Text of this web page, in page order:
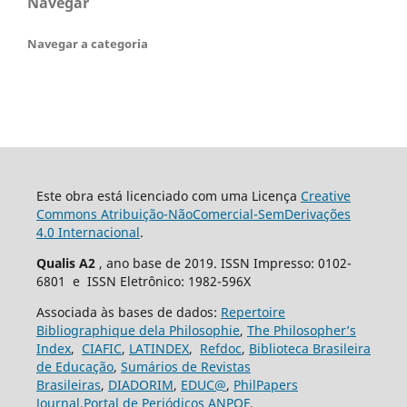
Navegar a categoria
Este obra está licenciado com uma Licença Creative
Commons Atribuição-NãoComercial-SemDerivações
4.0 Internacional.
Qualis A2 , ano base de 2019. ISSN Impresso: 0102-
6801 e ISSN Eletrônico: 1982-596X
Associada às bases de dados: Repertoire
Bibliographique dela Philosophie, The Philosopher’s
Index, CIAFIC, LATINDEX, Refdoc, Biblioteca Brasileira
de Educação, Sumários de Revistas
Brasileiras, DIADORIM, EDUC@, PhilPapers
Journal,Portal de Periódicos ANPOF.